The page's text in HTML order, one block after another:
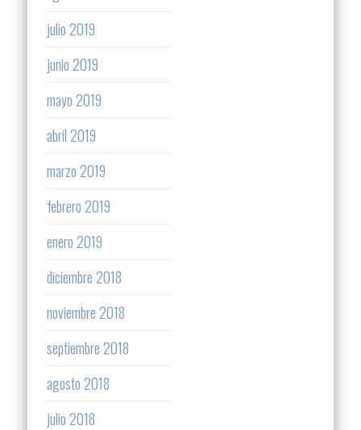
julio 2019
junio 2019
mayo 2019
abril 2019
marzo 2019
febrero 2019
enero 2019
diciembre 2018
noviembre 2018
septiembre 2018
agosto 2018
julio 2018